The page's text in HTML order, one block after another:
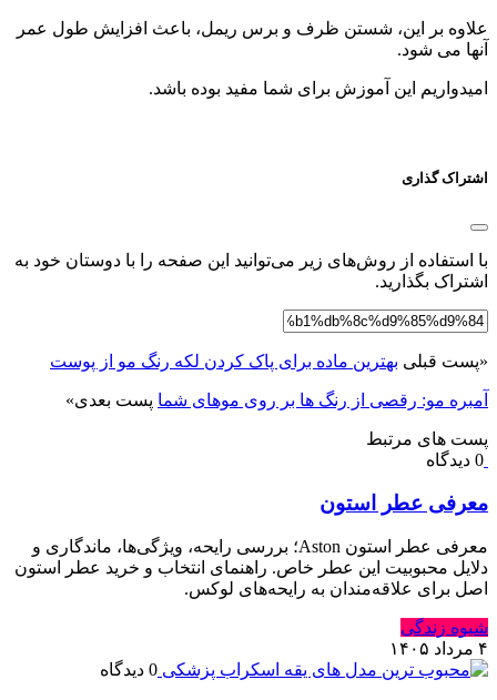
علاوه بر این، شستن ظرف و برس ریمل، باعث افزایش طول عمر
آنها می شود.
امیدواریم این آموزش برای شما مفید بوده باشد.
اشتراک گذاری
با استفاده از روش‌های زیر می‌توانید این صفحه را با دوستان خود به
اشتراک بگذارید.
«پست قبلی بهترین ماده برای پاک کردن لکه رنگ مو از پوست
آمبره مو: رقصی از رنگ ها بر روی موهای شما پست بعدی»
پست های مرتبط
0 دیدگاه
معرفی عطر استون
معرفی عطر استون Aston؛ بررسی رایحه، ویژگی‌ها، ماندگاری و
دلایل محبوبیت این عطر خاص. راهنمای انتخاب و خرید عطر استون
اصل برای علاقه‌مندان به رایحه‌های لوکس.
شیوه زندگی
۴ مرداد ۱۴۰۵
0 دیدگاه